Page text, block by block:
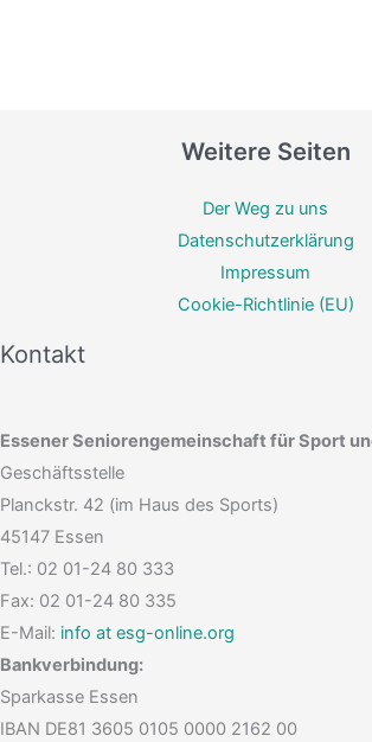
Weitere Seiten
Der Weg zu uns
Datenschutzerklärung
Impressum
Cookie-Richtlinie (EU)
Kontakt
Essener Seniorengemeinschaft für Sport
Geschäftsstelle
Planckstr. 42 (im Haus des Sports)
45147 Essen
Tel.: 02 01-24 80 333
Fax: 02 01-24 80 335
E-Mail: info at esg-online.org
Bankverbindung:
Sparkasse Essen
IBAN DE81 3605 0105 0000 2162 00